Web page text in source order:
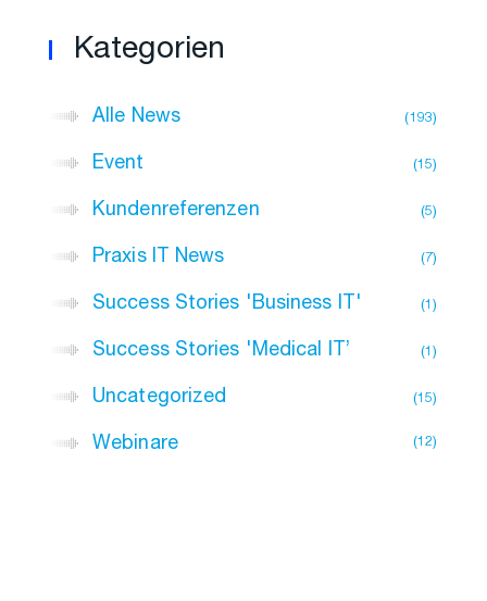
Kategorien
Alle News 193
Event 15
Kundenreferenzen 5
Praxis IT News 7
Success Stories 'Business IT' 1
Success Stories 'Medical IT’ 1
Uncategorized 15
Webinare 12